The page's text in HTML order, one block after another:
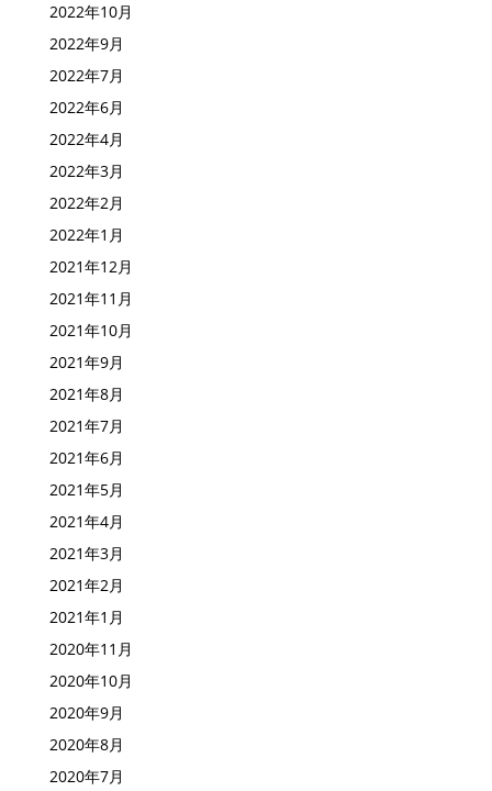
2022年11月
2022年10月
2022年9月
2022年7月
2022年6月
2022年4月
2022年3月
2022年2月
2022年1月
2021年12月
2021年11月
2021年10月
2021年9月
2021年8月
2021年7月
2021年6月
2021年5月
2021年4月
2021年3月
2021年2月
2021年1月
2020年11月
2020年10月
2020年9月
2020年8月